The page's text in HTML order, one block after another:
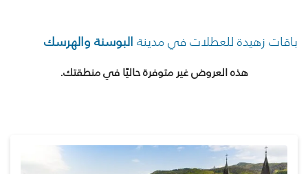
باقات زهيدة للعطلات في مدينة البوسنة والهرسك
هذه العروض غير متوفرة حاليًا في منطقتك.